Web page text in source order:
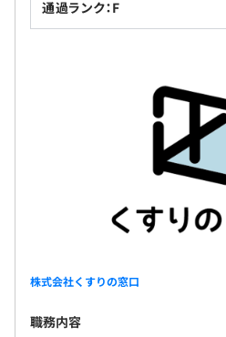
各プロジェクトチーム数は10人
通過ランク：F
株式会社くすりの窓口
職務内容